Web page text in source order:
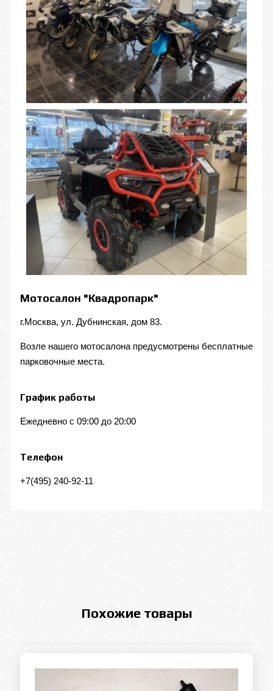
Мотосалон "Квадропарк"
г.Москва, ул. Дубнинская, дом 83.
Возле нашего мотосалона предусмотрены бесплатные
парковочные места.
График работы
Ежедневно с 09:00 до 20:00
Телефон
+7(495) 240-92-11
Похожие товары